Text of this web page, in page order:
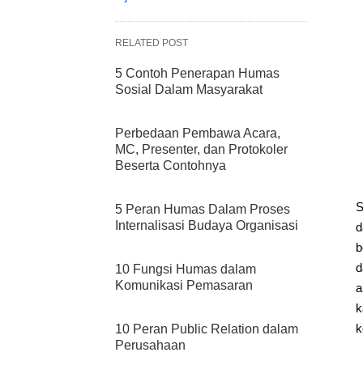
RELATED POST
5 Contoh Penerapan Humas
Sosial Dalam Masyarakat
Perbedaan Pembawa Acara,
MC, Presenter, dan Protokoler
Beserta Contohnya
5 Peran Humas Dalam Proses
Internalisasi Budaya Organisasi
10 Fungsi Humas dalam
Komunikasi Pemasaran
10 Peran Public Relation dalam
Perusahaan